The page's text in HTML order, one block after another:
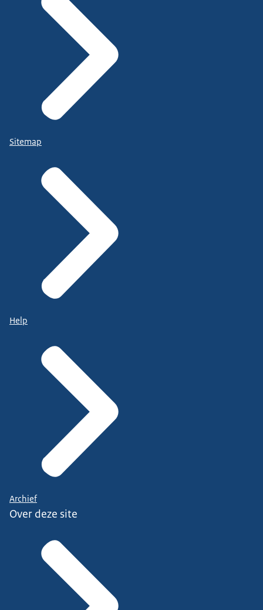
Sitemap
Help
Archief
Over deze site